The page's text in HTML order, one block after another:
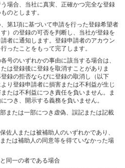
場合、当社に真実、正確かつ完全な登録
のとします。
第1項に基づいて申請を行った登録希望者
）の登録の可否を判断し、当社が登録を
者に通知します。登録申請者のアカウン
ったことをもって完了します。
号のいずれかの事由に該当する場合は、
は登録後に登録を取消すことがありま
録の拒否ならびに登録の取消し（以下
り登録申請者に損害または不利益が生じ
たは不利益につき責任を負いません。ま
つき、開示する義務を負いません。
または一部につき虚偽、誤記または記載
佐人または被補助人のいずれかであり、
たは補助人の同意等を得ていなかった場
同一の者である場合